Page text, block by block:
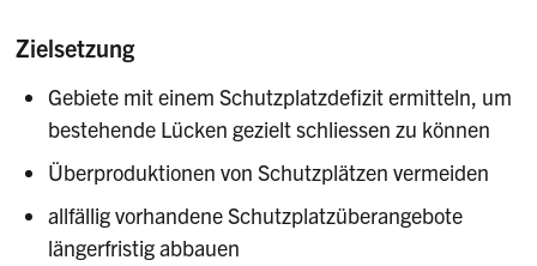
Zielsetzung
Gebiete mit einem Schutzplatzdefizit ermitteln, um
bestehende Lücken gezielt schliessen zu können
Überproduktionen von Schutzplätzen vermeiden
allfällig vorhandene Schutzplatzüberangebote
längerfristig abbauen